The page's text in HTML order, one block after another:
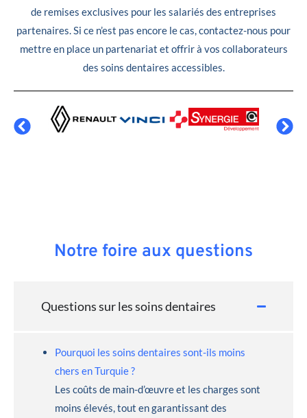
de remises exclusives pour les salariés des entreprises
partenaires. Si ce n’est pas encore le cas, contactez-nous pour
mettre en place un partenariat et offrir à vos collaborateurs
des soins dentaires accessibles.
Notre foire aux questions
Questions sur les soins dentaires
Pourquoi les soins dentaires sont-ils moins
chers en Turquie ?
Les coûts de main-d’œuvre et les charges sont
moins élevés, tout en garantissant des